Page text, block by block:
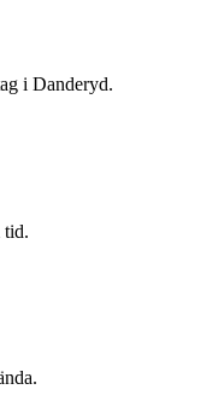
i Danderyd.
tid.